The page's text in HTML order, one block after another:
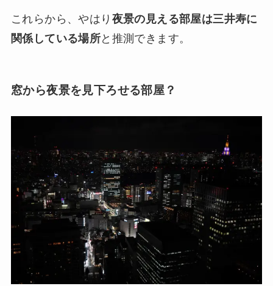
これらから、やはり 夜景の見える部屋は三井寿に
関係している場所と推測できます。
窓から夜景を見下ろせる部屋？